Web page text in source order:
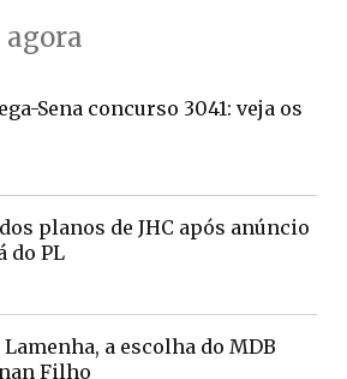
Sena concurso 3041: veja os
planos de JHC após anúncio
do PL
a escolha do MDB
Filho